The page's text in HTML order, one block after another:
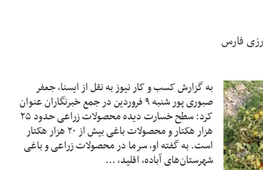
به گزارش کسب و کار نیوز به نقل از ایسنا, جعفر
صبوری پور شنبه ۹ فروردین در جمع خبرنگاران عنوان
کرد: سطح خسارت دیده محصولات زراعی حدود ۲۵
هزار هکتار و محصولات باغی بیش از ۲۰ هزار هکتار
است. به گفته او، سرما در محصولات زراعی و باغی
شهرستان‌های آباده، اقلید، …